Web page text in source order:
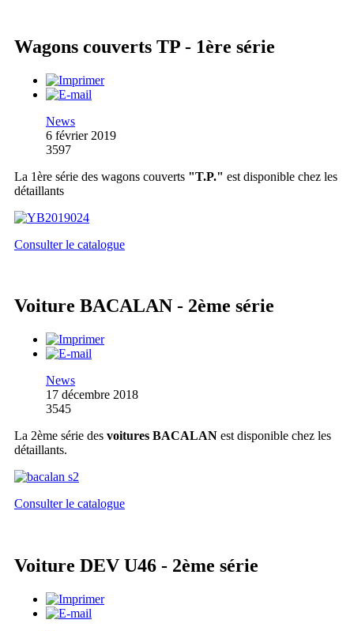
Wagons couverts TP - 1ère série
News
6 février 2019
3597
La 1ère série des wagons couverts "T.P." est disponible chez les
détaillants
Consulter le catalogue
Voiture BACALAN - 2ème série
News
17 décembre 2018
3545
La 2ème série des voitures BACALAN est disponible chez les
détaillants.
Consulter le catalogue
Voiture DEV U46 - 2ème série